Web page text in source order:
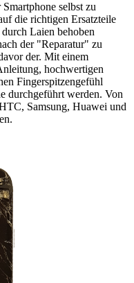
selbst zu
die richtigen Ersatzteile
Laien behoben
der "Reparatur" zu
der. Mit einem
hochwertigen
Fingerspitzengefühl
durchgeführt werden. Von
Samsung, Huawei und